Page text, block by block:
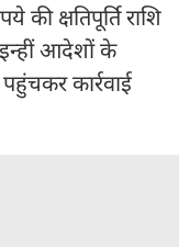
क्षतिपूर्ति राशि
आदेशों के
कार्रवाई